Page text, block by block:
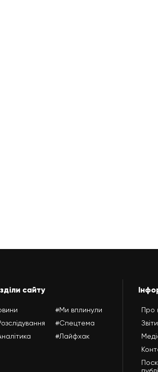
сайту
#Ми вплинули
#Спецтема
#Лайфхак
Про
Звіти